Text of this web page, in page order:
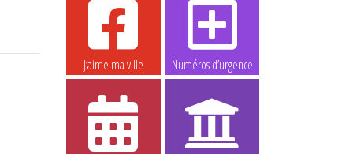
J’aime ma ville Numéros d’urgence